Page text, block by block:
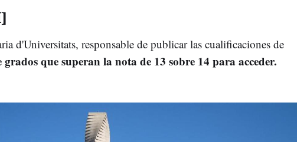
d'Universitats, responsable de publicar las cualificaciones de
grados que superan la nota de 13 sobre 14 para acceder.